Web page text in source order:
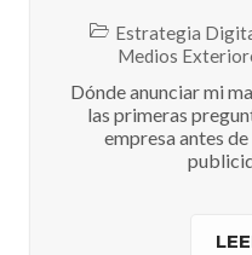
Estrategia
Medios
Dónde anunciar mi
las primeras
empresa antes